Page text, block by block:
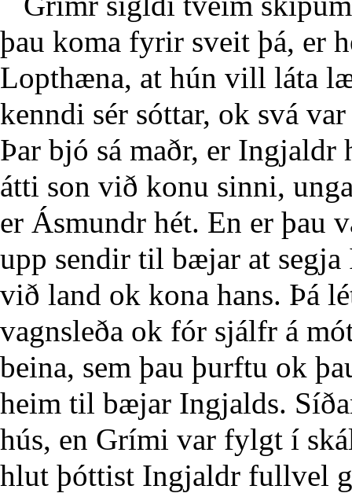
þau koma fyrir sveit þá, er
Lopthæna, at hún vill láta
kenndi sér sóttar, ok svá
Þar bjó sá maðr, er Ingjaldr
átti son við konu sinni,
er Ásmundr hét. En er þau
upp sendir til bæjar at
við land ok kona hans. Þá
vagnsleða ok fór sjálfr á
beina, sem þau þurftu ok
heim til bæjar Ingjalds.
hús, en Grími var fylgt í
hlut þóttist Ingjaldr fullvel